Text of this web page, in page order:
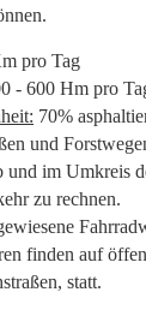
pro Tag
- 600 Hm pro
70%
und
und im Umkreis
zu rechnen.
finden auf
statt.